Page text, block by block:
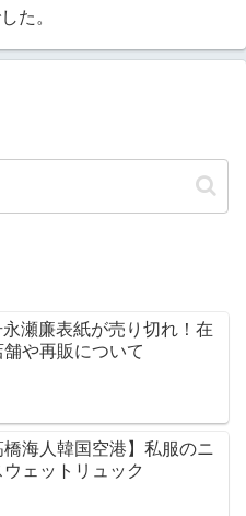
た。
瀬廉表紙が売り切れ！在
や再販について
橋海人韓国空港】私服のニ
ェットリュック